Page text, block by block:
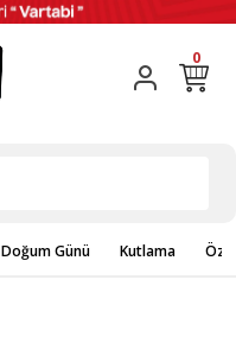
0
Doğum Günü Kutlama